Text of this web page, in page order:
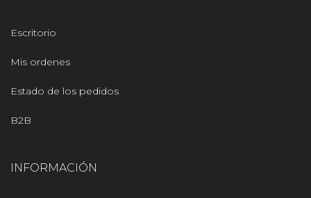
Escritorio
Mis ordenes
Estado de los pedidos
B2B
INFORMACIÓN